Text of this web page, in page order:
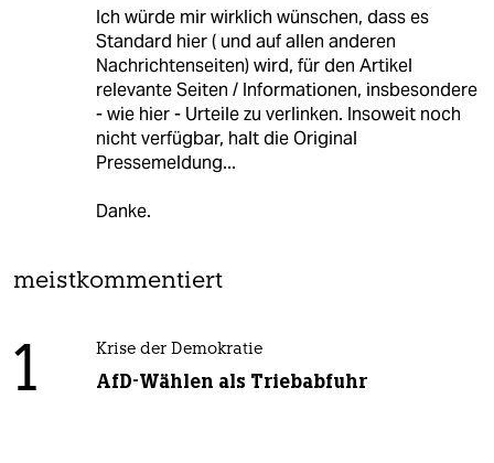
Ich würde mir wirklich wünschen, dass es
Standard hier ( und auf allen anderen
Nachrichtenseiten) wird, für den Artikel
relevante Seiten / Informationen, insbesondere
- wie hier - Urteile zu verlinken. Insoweit noch
nicht verfügbar, halt die Original
Pressemeldung...
Danke.
meistkommentiert
1 Krise der Demokratie
AfD-Wählen als Triebabfuhr